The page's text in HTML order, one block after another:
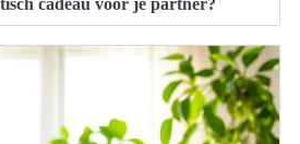
cadeau voor je partner?